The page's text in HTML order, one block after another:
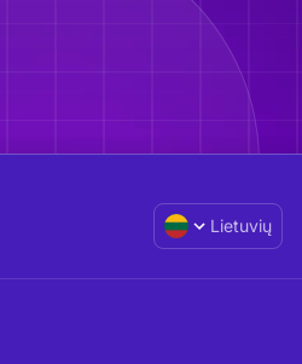
Lietuvių